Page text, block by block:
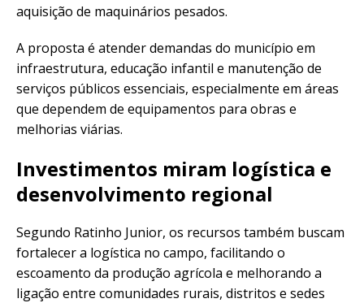
aquisição de maquinários pesados.
A proposta é atender demandas do município em
infraestrutura, educação infantil e manutenção de
serviços públicos essenciais, especialmente em áreas
que dependem de equipamentos para obras e
melhorias viárias.
Investimentos miram logística e
desenvolvimento regional
Segundo Ratinho Junior, os recursos também buscam
fortalecer a logística no campo, facilitando o
escoamento da produção agrícola e melhorando a
ligação entre comunidades rurais, distritos e sedes